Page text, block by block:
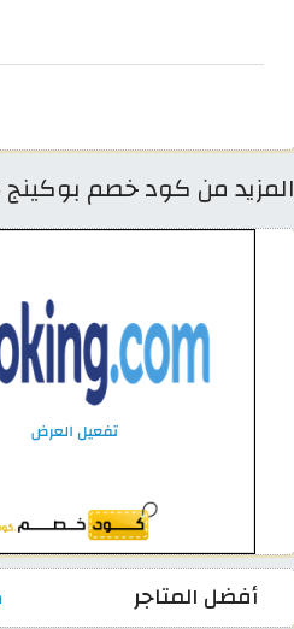
المزيد من كود خصم بوكينج 2026 كوبونات Booking الاردن فعالة 100%
أفضل المتاجر